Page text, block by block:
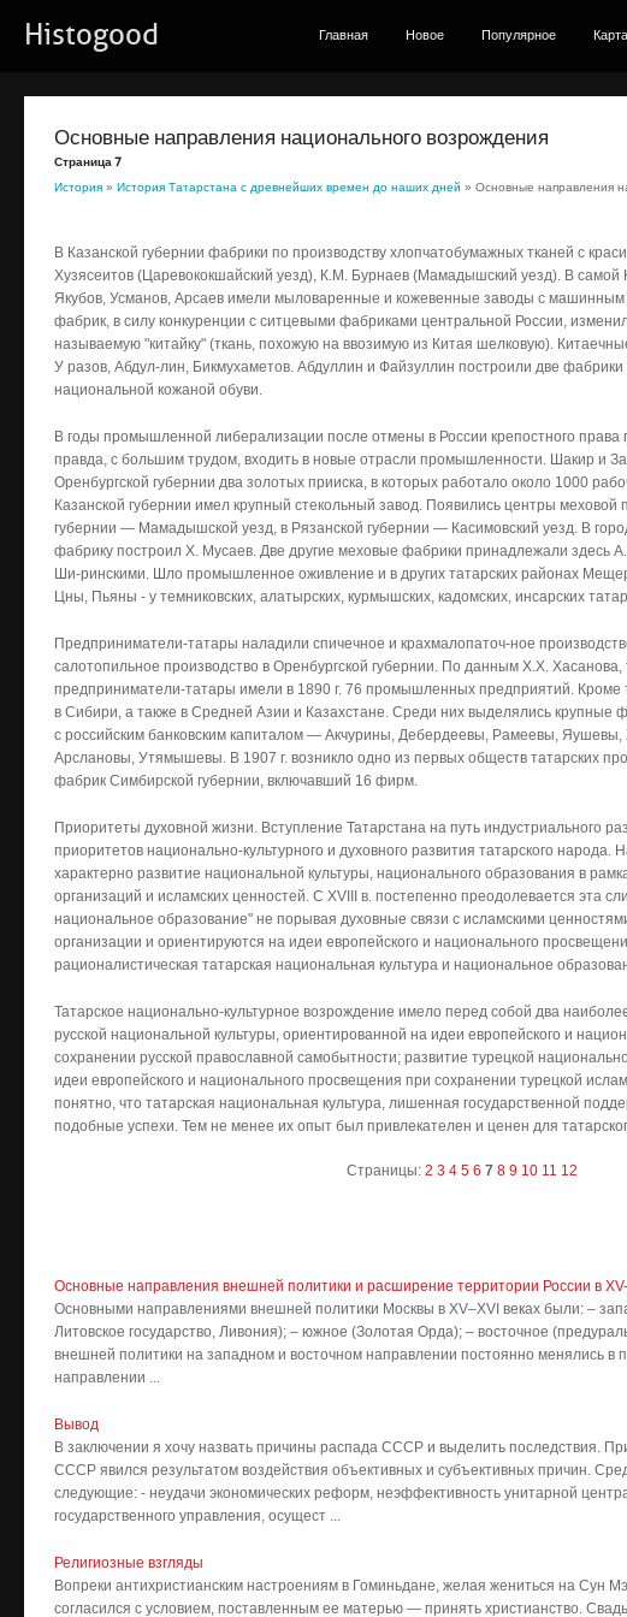
Histogood Главная Новое Популярное
Основные направления национального возрождения
Страница 7
История » История Татарстана с древнейших времен до наших дней » Основные направления
В Казанской губернии фабрики по производству хлопчатобумажных тканей с
Хузясеитов (Царевококшайский уезд), К.М. Бурнаев (Мамадышский уезд). В
Якубов, Усманов, Арсаев имели мыловаренные и кожевенные заводы с машинным
фабрик, в силу конкуренции с ситцевыми фабриками центральной России,
называемую "китайку" (ткань, похожую на ввозимую из Китая шелковую).
У разов, Абдул-лин, Бикмухаметов. Абдуллин и Файзуллин построили две фабрики
национальной кожаной обуви.
В годы промышленной либерализации после отмены в России крепостного
правда, с большим трудом, входить в новые отрасли промышленности. Шакир и
Оренбургской губернии два золотых прииска, в которых работало около 1000
Казанской губернии имел крупный стекольный завод. Появились центры
губернии — Мамадышской уезд, в Рязанской губернии — Касимовский уезд. В
фабрику построил X. Мусаев. Две другие меховые фабрики принадлежали здесь
Ши-ринскими. Шло промышленное оживление и в других татарских районах
Цны, Пьяны - у темниковских, алатырских, курмышских, кадомских, инсарских
Предприниматели-татары наладили спичечное и крахмалопаточ-ное
салотопильное производство в Оренбургской губернии. По данным Х.Х. Хасанова,
предприниматели-татары имели в 1890 г. 76 промышленных предприятий. Кроме
в Сибири, а также в Средней Азии и Казахстане. Среди них выделялись крупные
с российским банковским капиталом — Акчурины, Дебердеевы, Рамеевы,
Арслановы, Утямышевы. В 1907 г. возникло одно из первых обществ татарских
фабрик Симбирской губернии, включавший 16 фирм.
Приоритеты духовной жизни. Вступление Татарстана на путь индустриального
приоритетов национально-культурного и духовного развития татарского
характерно развитие национальной культуры, национального образования в
организаций и исламских ценностей. С XVIII в. постепенно преодолевается эта
национальное образование" не порывая духовные связи с исламскими
организации и ориентируются на идеи европейского и национального
рационалистическая татарская национальная культура и национальное
Татарское национально-культурное возрождение имело перед собой два
русской национальной культуры, ориентированной на идеи европейского и
сохранении русской православной самобытности; развитие турецкой
идеи европейского и национального просвещения при сохранении турецкой
понятно, что татарская национальная культура, лишенная государственной
подобные успехи. Тем не менее их опыт был привлекателен и ценен для
Страницы: 2 3 4 5 6 7 8 9 10 11 12
Основные направления внешней политики и расширение территории России в
Основными направлениями внешней политики Москвы в XV–XVI веках были: –
Литовское государство, Ливония); – южное (Золотая Орда); – восточное
внешней политики на западном и восточном направлении постоянно менялись
направлении ...
Вывод
В заключении я хочу назвать причины распада СССР и выделить последствия.
СССР явился результатом воздействия объективных и субъективных причин.
следующие: - неудачи экономических реформ, неэффективность унитарной
государственного управления, осущест ...
Религиозные взгляды
Вопреки антихристианским настроениям в Гоминьдане, желая жениться на Сун
согласился с условием, поставленным ее матерью — принять христианство.